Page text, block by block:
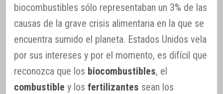
biocombustibles sólo representaban un 3% de las
causas de la grave crisis alimentaria en la que se
encuentra sumido el planeta. Estados Unidos vela
por sus intereses y por el momento, es difícil que
reconozca que los biocombustibles, el
combustible y los fertilizantes sean los